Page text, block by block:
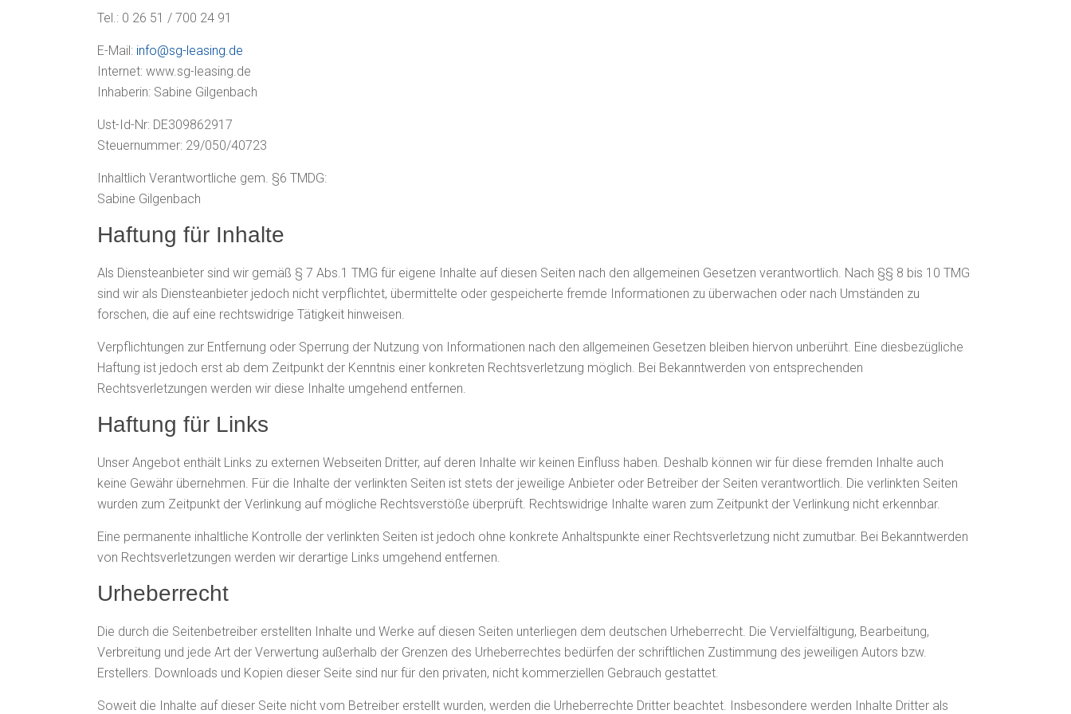
Tel.: 0 26 51 / 700 24 91
E-Mail: info@sg-leasing.de
Internet: www.sg-leasing.de
Inhaberin: Sabine Gilgenbach
Ust-Id-Nr: DE309862917
Steuernummer: 29/050/40723
Inhaltlich Verantwortliche gem. §6 TMDG:
Sabine Gilgenbach
Haftung für Inhalte
Als Diensteanbieter sind wir gemäß § 7 Abs.1 TMG für eigene Inhalte auf diesen Seiten nach den allgemeinen Gesetzen verantwortlich. Nach §§ 8 bis 10 TMG
sind wir als Diensteanbieter jedoch nicht verpflichtet, übermittelte oder gespeicherte fremde Informationen zu überwachen oder nach Umständen zu
forschen, die auf eine rechtswidrige Tätigkeit hinweisen.
Verpflichtungen zur Entfernung oder Sperrung der Nutzung von Informationen nach den allgemeinen Gesetzen bleiben hiervon unberührt. Eine diesbezügliche
Haftung ist jedoch erst ab dem Zeitpunkt der Kenntnis einer konkreten Rechtsverletzung möglich. Bei Bekanntwerden von entsprechenden
Rechtsverletzungen werden wir diese Inhalte umgehend entfernen.
Haftung für Links
Unser Angebot enthält Links zu externen Webseiten Dritter, auf deren Inhalte wir keinen Einfluss haben. Deshalb können wir für diese fremden Inhalte auch
keine Gewähr übernehmen. Für die Inhalte der verlinkten Seiten ist stets der jeweilige Anbieter oder Betreiber der Seiten verantwortlich. Die verlinkten Seiten
wurden zum Zeitpunkt der Verlinkung auf mögliche Rechtsverstöße überprüft. Rechtswidrige Inhalte waren zum Zeitpunkt der Verlinkung nicht erkennbar.
Eine permanente inhaltliche Kontrolle der verlinkten Seiten ist jedoch ohne konkrete Anhaltspunkte einer Rechtsverletzung nicht zumutbar. Bei Bekanntwerden
von Rechtsverletzungen werden wir derartige Links umgehend entfernen.
Urheberrecht
Die durch die Seitenbetreiber erstellten Inhalte und Werke auf diesen Seiten unterliegen dem deutschen Urheberrecht. Die Vervielfältigung, Bearbeitung,
Verbreitung und jede Art der Verwertung außerhalb der Grenzen des Urheberrechtes bedürfen der schriftlichen Zustimmung des jeweiligen Autors bzw.
Erstellers. Downloads und Kopien dieser Seite sind nur für den privaten, nicht kommerziellen Gebrauch gestattet.
Soweit die Inhalte auf dieser Seite nicht vom Betreiber erstellt wurden, werden die Urheberrechte Dritter beachtet. Insbesondere werden Inhalte Dritter als